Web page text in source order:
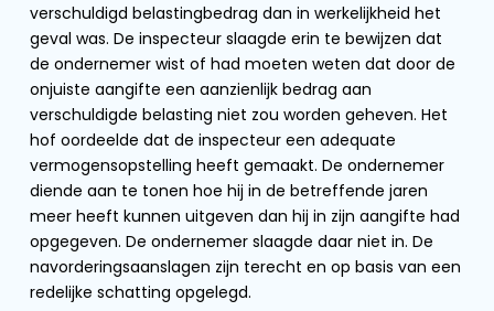
verschuldigd belastingbedrag dan in werkelijkheid het
geval was. De inspecteur slaagde erin te bewijzen dat
de ondernemer wist of had moeten weten dat door de
onjuiste aangifte een aanzienlijk bedrag aan
verschuldigde belasting niet zou worden geheven. Het
hof oordeelde dat de inspecteur een adequate
vermogensopstelling heeft gemaakt. De ondernemer
diende aan te tonen hoe hij in de betreffende jaren
meer heeft kunnen uitgeven dan hij in zijn aangifte had
opgegeven. De ondernemer slaagde daar niet in. De
navorderingsaanslagen zijn terecht en op basis van een
redelijke schatting opgelegd.